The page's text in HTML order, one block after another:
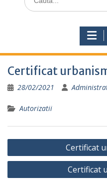
for:
Certificat
28/02/2021
Autorizatii
Navigare
în
Certificat
Certificat